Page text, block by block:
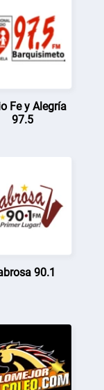
Fe y Alegría
97.5
90.1